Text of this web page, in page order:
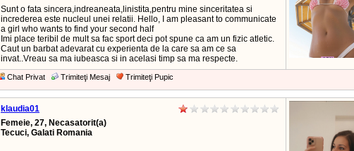
Sunt o fata sincera,indreaneata,linistita,pentru mine sinceritatea si
increderea este nucleul unei relatii. Hello, I am pleasant to communicate
a girl who wants to find your second half
Imi place teribil de mult sa fac sport deci pot spune ca am un fizic atletic.
Caut un barbat adevarat cu experienta de la care sa am ce sa
invat..Vreau sa ma iubeasca si in acelasi timp sa ma respecte.
Chat Privat Trimiteţi Mesaj Trimiteţi Pupic
klaudia01
Femeie, 27, Necasatorit(a)
Tecuci, Galati Romania